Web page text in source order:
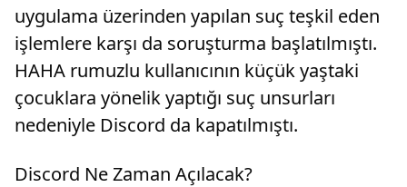
uygulama üzerinden yapılan suç teşkil eden
işlemlere karşı da soruşturma başlatılmıştı.
HAHA rumuzlu kullanıcının küçük yaştaki
çocuklara yönelik yaptığı suç unsurları
nedeniyle Discord da kapatılmıştı.
Discord Ne Zaman Açılacak?